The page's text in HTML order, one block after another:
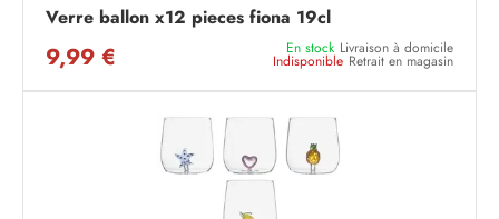
Verre ballon x12 pieces fiona 19cl
9,99 € En stock Livraison à domicile
Indisponible Retrait en magasin